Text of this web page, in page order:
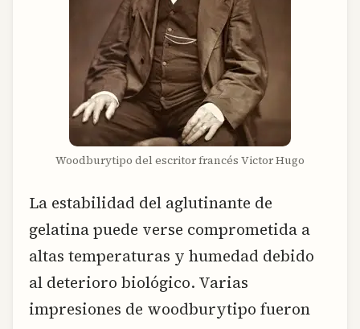
Woodburytipo del escritor francés Victor Hugo
La estabilidad del aglutinante de
gelatina puede verse comprometida a
altas temperaturas y humedad debido
al deterioro biológico. Varias
impresiones de woodburytipo fueron